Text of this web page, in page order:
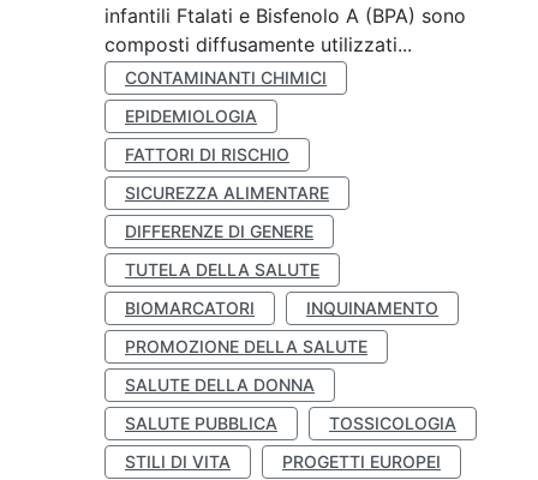
infantili Ftalati e Bisfenolo A (BPA) sono
composti diffusamente utilizzati...
CONTAMINANTI CHIMICI
EPIDEMIOLOGIA
FATTORI DI RISCHIO
SICUREZZA ALIMENTARE
DIFFERENZE DI GENERE
TUTELA DELLA SALUTE
BIOMARCATORI
INQUINAMENTO
PROMOZIONE DELLA SALUTE
SALUTE DELLA DONNA
SALUTE PUBBLICA
TOSSICOLOGIA
STILI DI VITA
PROGETTI EUROPEI